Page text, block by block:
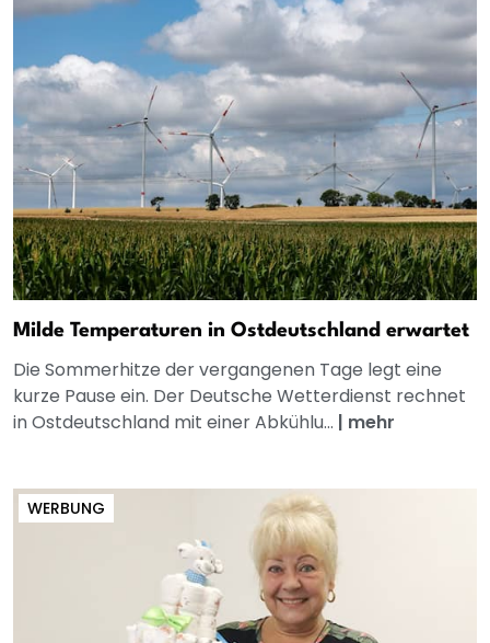
Milde Temperaturen in Ostdeutschland erwartet
Die Sommerhitze der vergangenen Tage legt eine
kurze Pause ein. Der Deutsche Wetterdienst rechnet
in Ostdeutschland mit einer Abkühlu... | mehr
WERBUNG